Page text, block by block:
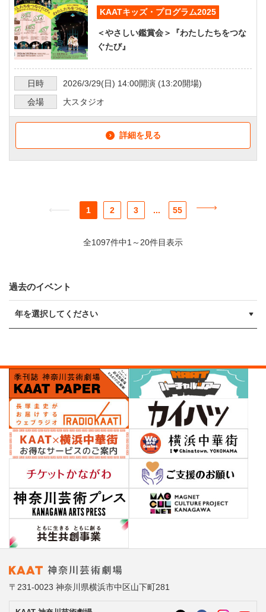
KAATキッズ・プログラム2025
＜やさしい鑑賞会＞『わたしたちをつな
ぐたび』
日時 2026/3/29(日) 14:00開演 (13:20開場)
会場
大スタジオ
詳細を見る
1 2 3 ... 55
全1097件中1～20件目表示
過去のイベント
〒231-0023 神奈川県横浜市中区山下町281